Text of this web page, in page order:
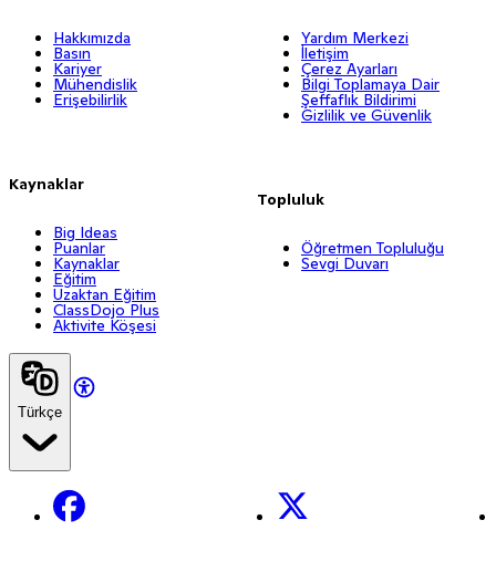
Hakkımızda
Basın
Kariyer
Mühendislik
Erişebilirlik
Kaynaklar
Big Ideas
Puanlar
Kaynaklar
Eğitim
Uzaktan Eğitim
ClassDojo Plus
Aktivite Köşesi
Yardım Merkezi
İletişim
Çerez Ayarları
Bilgi Toplamaya Dair
Şeffaflık Bildirimi
Gizlilik ve Güvenlik
Topluluk
Öğretmen Topluluğu
Sevgi Duvarı
Türkçe
Facebook X